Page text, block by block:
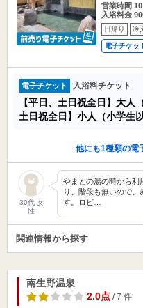
営業時間
入浴料金
日帰り 冷
電子チケッ
電子チケット 入浴料チケット
【平日、土日祝全日】大人
土日祝全日】小人（小学生
他にも1種類の電
30代 女
性
やまとの湯の時から利
り、階段も無いので
す。ロビ…
関連情報から探す
南生野温泉
2.0点/ 7 件